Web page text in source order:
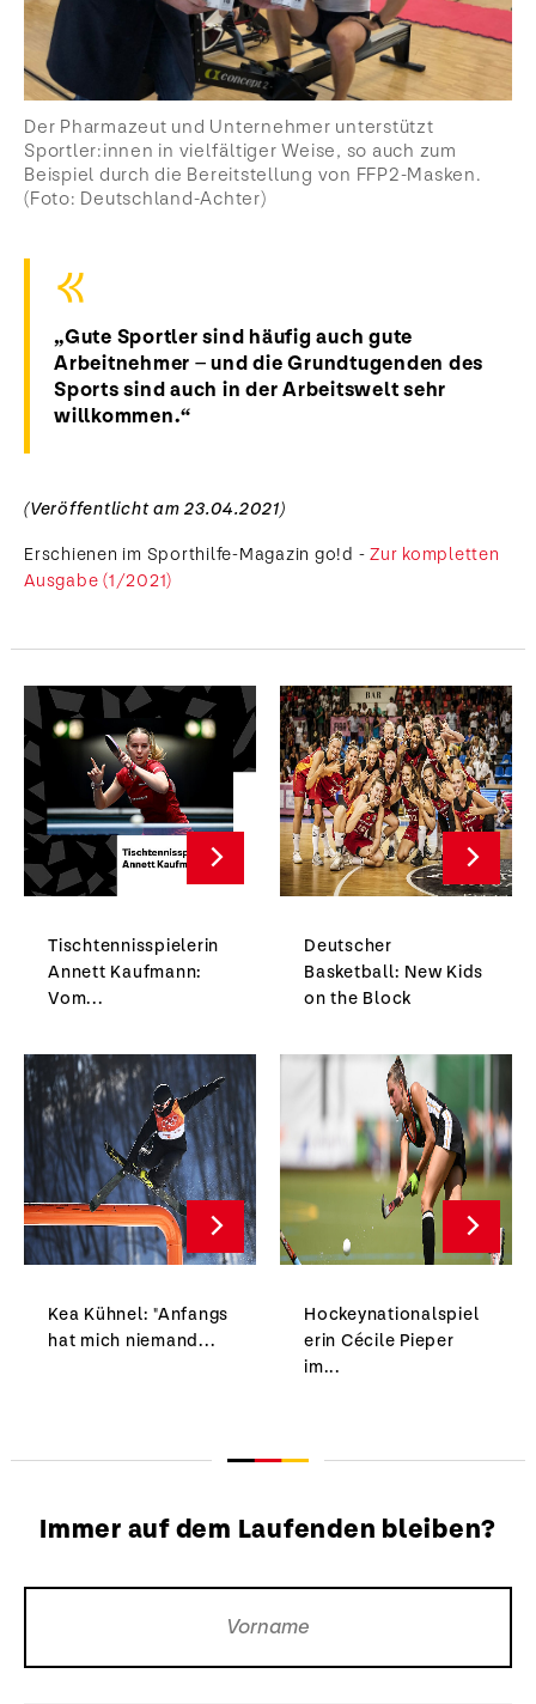
Der Pharmazeut und Unternehmer unterstützt
Sportler:innen in vielfältiger Weise, so auch zum
Beispiel durch die Bereitstellung von FFP2-Masken.
(Foto: Deutschland-Achter)
„Gute Sportler sind häufig auch gute
Arbeitnehmer – und die Grundtugenden des
Sports sind auch in der Arbeitswelt sehr
willkommen.“
(Veröffentlicht am 23.04.2021)
Erschienen im Sporthilfe-Magazin go!d - Zur kompletten
Ausgabe (1/2021)
Tischtennisspielerin
Annett Kaufmann:
Vom...
Deutscher
Basketball: New Kids
on the Block
Kea Kühnel: "Anfangs
hat mich niemand...
Hockeynationalspiel
erin Cécile Pieper
im...
Immer auf dem Laufenden bleiben?